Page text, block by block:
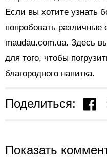
Если вы хотите узнать
попробовать различные
maudau.com.ua. Здесь
для того, чтобы
благородного напитка.
Поделиться:
Показать